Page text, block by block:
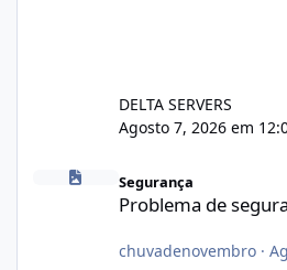
DELTA SERVERS
Agosto 7, 2026 em
Problema de segurança no csf
Segurança
Problema de
chuvadenovembro·